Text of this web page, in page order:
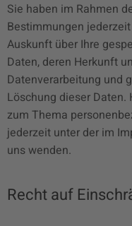
Sie haben im Rahmen
Bestimmungen
Auskunft über Ihre
Daten, deren Herkunft
Datenverarbeitung und
Löschung dieser Daten.
zum Thema
jederzeit unter der im
uns wenden.
Recht auf